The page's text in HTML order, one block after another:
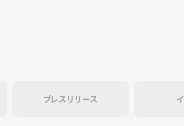
プレスリリース